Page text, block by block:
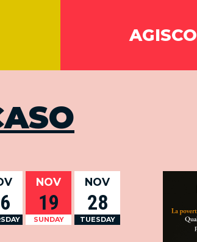
AGISCO
NOV
19
SUNDAY
NOV
28
TUESDAY